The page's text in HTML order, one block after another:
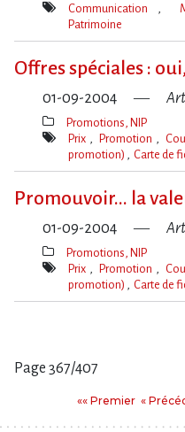
Mot(s)-
Communication
Patrimoine
Offres spéciales :
01-09-2004
Thèmes(s)
Promotions, NIP
Mot(s)-
Prix Promotion
promotion)
Carte de
Promouvoir... la
01-09-2004
Thèmes(s)
Promotions, NIP
Mot(s)-
Prix Promotion
promotion)
Carte de
Page 367/407
«« PremierPremier
«